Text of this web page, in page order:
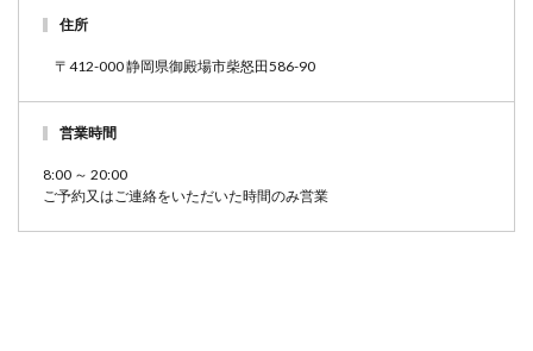
住所
〒412-000 静岡県御殿場市柴怒田586-90
営業時間
8:00 ～ 20:00
ご予約又はご連絡をいただいた時間のみ営業